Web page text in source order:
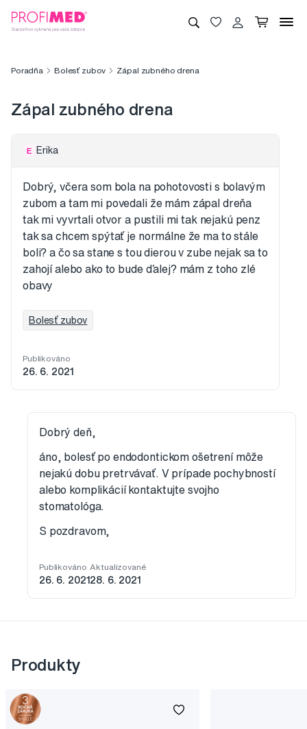
Poradňa Bolesť zubov Zápal zubného drena
Zápal zubného drena
E Erika
Dobrý, včera som bola na pohotovosti s bolavým
zubom a tam mi povedali že mám zápal dreňa
tak mi vyvrtali otvor a pustili mi tak nejakú penz
tak sa chcem spýtať je normálne že ma to stále
boli? a čo sa stane s tou dierou v zube nejak sa to
zahojí alebo ako to bude ďalej? mám z toho zlé
obavy
Bolesť zubov
Publikováno
26. 6. 2021
Dobrý deň,
áno, bolesť po endodontickom ošetrení môže
nejakú dobu pretrvávať. V prípade pochybností
alebo komplikácií kontaktujte svojho
stomatológa.
S pozdravom,
Publikováno
26. 6. 2021
Aktualizované
28. 6. 2021
Produkty